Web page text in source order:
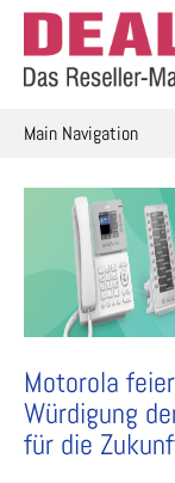
Skip
content
Main Navigation
Motorola
Würdigung
für die